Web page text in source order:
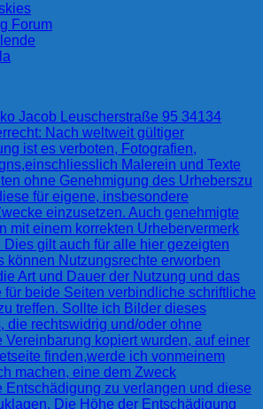
Forum
Jacob Leuscherstraße 95 34134
Nach weltweit gültiger
ist es verboten, Fotografien,
Malerein und Texte
ohne Genehmigung des Urheberszu
für eigene, insbesondere
einzusetzen. Auch genehmigte
mit einem korrekten Urhebervermerk
Dies gilt auch für alle hier gezeigten
können Nutzungsrechte erworben
Art und Dauer der Nutzung und das
für beide Seiten verbindliche schriftliche
treffen. Sollte ich Bilder dieses
die rechtswidrig und/oder ohne
Vereinbarung kopiert wurden, auf einer
finden,werde ich vonmeinem
machen, eine dem Zweck
Entschädigung zu verlangen und diese
Die Höhe der Entschädigung